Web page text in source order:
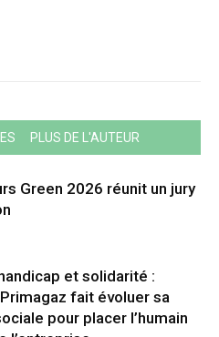
PLUS DE L'AUTEUR
Green 2026 réunit un jury
et solidarité :
fait évoluer sa
pour placer l’humain